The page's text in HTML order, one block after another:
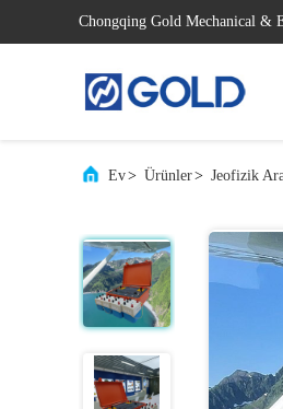
Chongqing Gold Mechanical &
Ev> Ürünler> Jeofizik